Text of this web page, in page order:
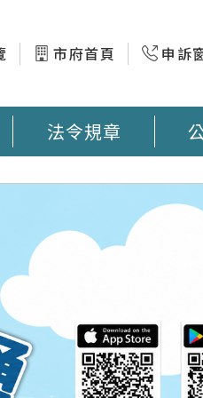
市府首頁 申訴
法令規章
測器地圖 臺南市公廁地